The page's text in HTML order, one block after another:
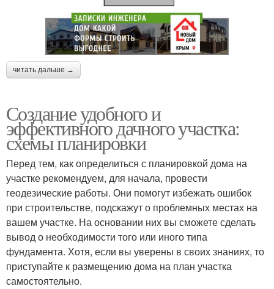
читать дальше →
Создание удобного и
эффективного дачного участка:
схемы планировки
Перед тем, как определиться с планировкой дома на
участке рекомендуем, для начала, провести
геодезические работы. Они помогут избежать ошибок
при строительстве, подскажут о проблемных местах на
вашем участке. На основании них вы сможете сделать
вывод о необходимости того или иного типа
фундамента. Хотя, если вы уверены в своих знаниях, то
приступайте к размещению дома на план участка
самостоятельно.